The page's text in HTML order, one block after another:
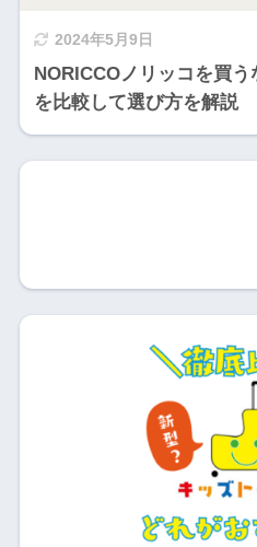
2024年5月9日
NORICCOノリッコを買
を比較して選び方を解説